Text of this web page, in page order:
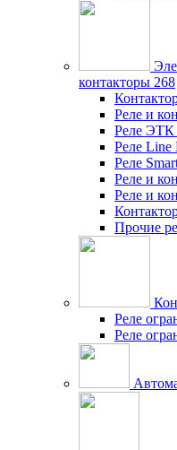
контакторы 268
Реле и
Реле
Реле Line
Реле
Реле и
Реле и
Прочие
Реле
Реле